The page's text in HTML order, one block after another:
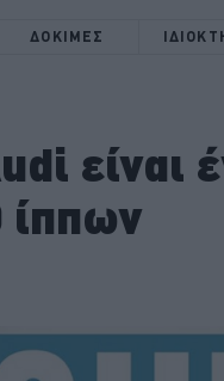
ΔΟΚΙΜΕΣ
είναι
ίππων